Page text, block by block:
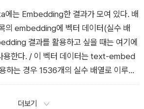
받은 값을 처리한다.
에는 Embedding한 결과가 모여 있다. 배
의 embedding에 벡터 데이터(실수 배
결과를 활용하고 싶을 때는 여기에
용한다. / 이 벡터 데이터는 text-embed
는 경우 1536개의 실수 배열로 이루어
는 모든 텍스트를 1536개 지표를 기준으
모델에 따라 지표 수도 달라진다. /
더보기